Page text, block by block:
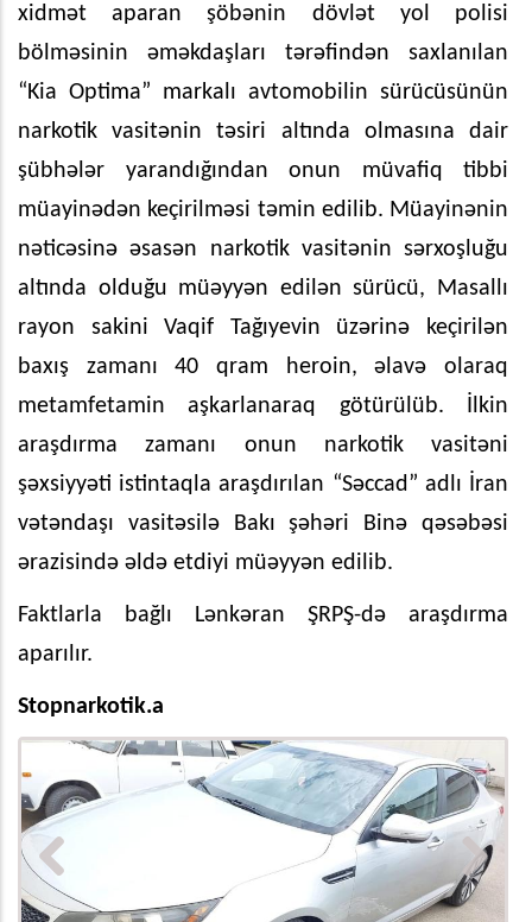
xidmət aparan şöbənin dövlət yol polisi
bölməsinin əməkdaşları tərəfindən saxlanılan
“Kia Optima” markalı avtomobilin sürücüsünün
narkotik vasitənin təsiri altında olmasına dair
şübhələr yarandığından onun müvafiq tibbi
müayinədən keçirilməsi təmin edilib. Müayinənin
nəticəsinə əsasən narkotik vasitənin sərxoşluğu
altında olduğu müəyyən edilən sürücü, Masallı
rayon sakini Vaqif Tağıyevin üzərinə keçirilən
baxış zamanı 40 qram heroin, əlavə olaraq
metamfetamin aşkarlanaraq götürülüb. İlkin
araşdırma zamanı onun narkotik vasitəni
şəxsiyyəti istintaqla araşdırılan “Səccad” adlı İran
vətəndaşı vasitəsilə Bakı şəhəri Binə qəsəbəsi
ərazisində əldə etdiyi müəyyən edilib.
Faktlarla bağlı Lənkəran ŞRPŞ-də araşdırma
aparılır.
Stopnarkotik.a
Previous Next